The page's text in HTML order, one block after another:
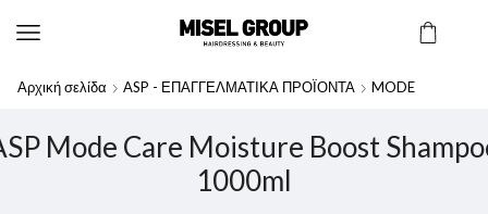
Αρχική σελίδα ASP - ΕΠΑΓΓΕΛΜΑΤΙΚΑ ΠΡΟΪΟΝΤΑ MODE
Mode Care Moisture Boost
1000ml